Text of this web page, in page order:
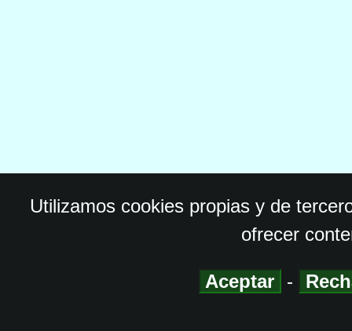
Utilizamos cookies propias y de
ofrecer
Aceptar -